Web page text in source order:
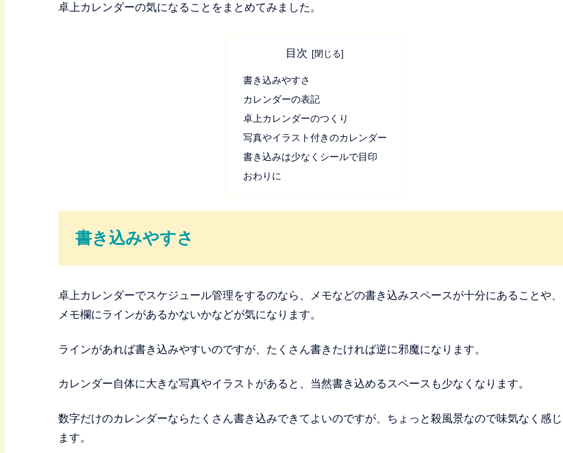
卓上カレンダーの気になることをまとめてみました。
目次
書き込みやすさ
カレンダーの表記
卓上カレンダーのつくり
写真やイラスト付きのカレンダー
書き込みは少なくシールで目印
おわりに
書き込みやすさ
卓上カレンダーでスケジュール管理をするのなら、メモなどの書き込みスペースが十分にあることや、
メモ欄にラインがあるかないかなどが気になります。
ラインがあれば書き込みやすいのですが、たくさん書きたければ逆に邪魔になります。
カレンダー自体に大きな写真やイラストがあると、当然書き込めるスペースも少なくなります。
数字だけのカレンダーならたくさん書き込みできてよいのですが、ちょっと殺風景なので味気なく感じ
ます。